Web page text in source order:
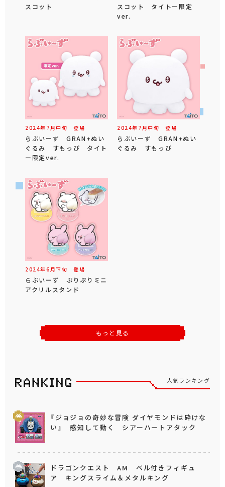
スコット
スコット タイトー限定
ver.
2024年 7 月中旬 登場
らぶいーず GRAN+ぬい
ぐるみ すもっぴ タイト
ー限定ver.
2024年 7 月中旬 登場
らぶいーず GRAN+ぬい
ぐるみ すもっぴ
2024年6 月下旬 登場
らぶいーず ぷりぷりミニ
アクリルスタンド
もっと見る
人気ランキング
『ジョジョの奇妙な冒険 ダイヤモンドは砕けな
い』 感知して動く シアーハートアタック
ドラゴンクエスト AM ベル付きフィギュ
ア キングスライム＆メタルキング